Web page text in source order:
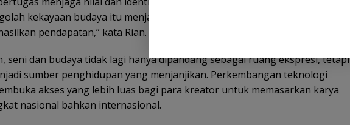
kekayaan budaya itu menjadi produk yang memiliki nilai tambah dan
pendapatan,” kata Rian.
seni dan budaya tidak lagi hanya dipandang sebagai ruang ekspresi, tetapi
sumber penghidupan yang menjanjikan. Perkembangan teknologi
akses yang lebih luas bagi para kreator untuk memasarkan karya
nasional bahkan internasional.